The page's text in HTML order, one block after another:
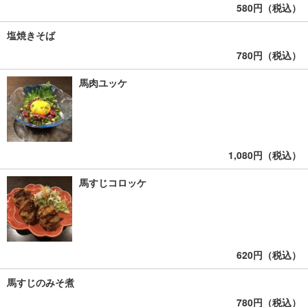
580円（税込）
塩焼きそば
780円（税込）
馬肉ユッケ
1,080円（税込）
馬すじコロッケ
620円（税込）
馬すじのみそ煮
780円（税込）